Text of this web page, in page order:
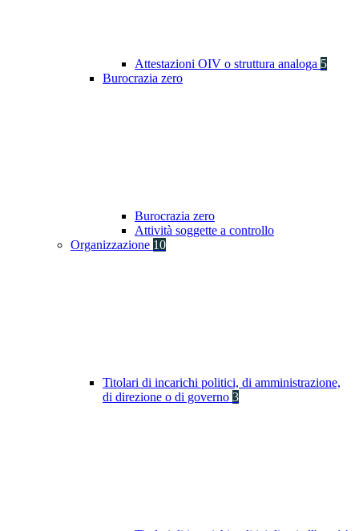
Attestazioni OIV o struttura analoga 5
Burocrazia zero
Burocrazia zero
Attività soggette a controllo
Organizzazione 10
Titolari di incarichi politici, di amministrazione,
di direzione o di governo 3